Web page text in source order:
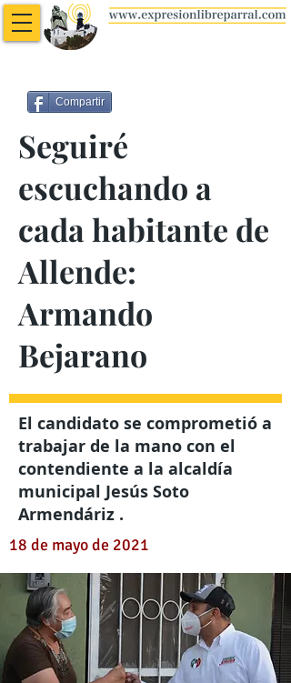
Compartir
Seguiré
escuchando a
cada habitante de
Allende:
Armando
Bejarano
El candidato se comprometió a
trabajar de la mano con el
contendiente a la alcaldía
municipal Jesús Soto
Armendáriz .
18 de mayo de 2021